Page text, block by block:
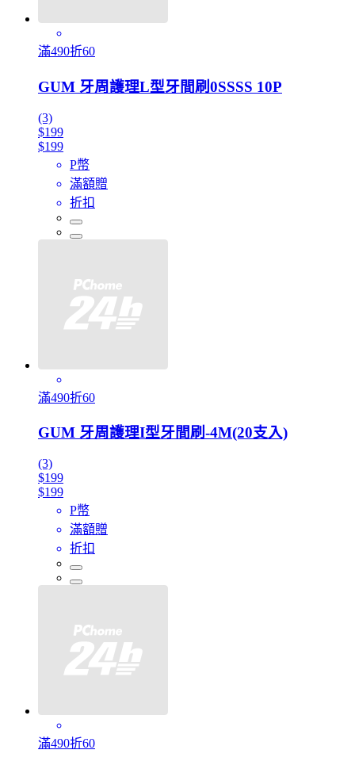
滿490折60
GUM 牙周護理L型牙間刷0SSSS 10P
(3)
$199
$199
P幣
滿額贈
折扣
滿490折60
GUM 牙周護理I型牙間刷-4M(20支入)
(3)
$199
$199
P幣
滿額贈
折扣
滿490折60